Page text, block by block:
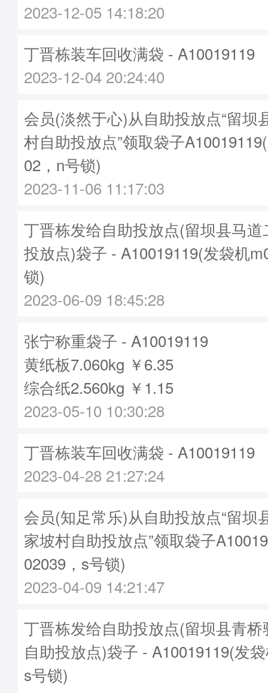
2023-12-05 14:18:20
丁晋栋装车回收满袋 - A10019119
2023-12-04 20:24:40
会员(淡然于心)从自助投放点“留坝
村自助投放点”领取袋子
02，n号锁)
2023-11-06 11:17:03
丁晋栋发给自助投放点(留坝县马
投放点)袋子 - A10019119(发袋机
锁)
2023-06-09 18:45:28
张宁称重袋子 - A10019119
黄纸板7.060kg ￥6.35
综合纸2.560kg ￥1.15
2023-05-10 10:30:28
丁晋栋装车回收满袋 - A10019119
2023-04-28 21:27:24
会员(知足常乐)从自助投放点“留坝
家坡村自助投放点”领取袋子
02039，s号锁)
2023-04-09 14:21:47
丁晋栋发给自助投放点(留坝县青
自助投放点)袋子 - A10019119(发
s号锁)